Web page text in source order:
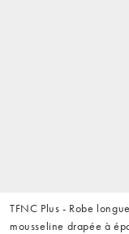
TFNC Plus - Robe
mousseline drapée à